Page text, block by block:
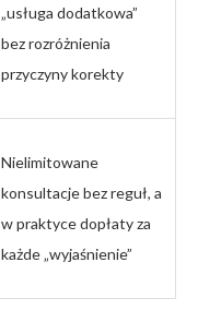
„usługa dodatkowa”
bez rozróżnienia
przyczyny korekty
Nielimitowane
konsultacje bez reguł, a
w praktyce dopłaty za
każde „wyjaśnienie”